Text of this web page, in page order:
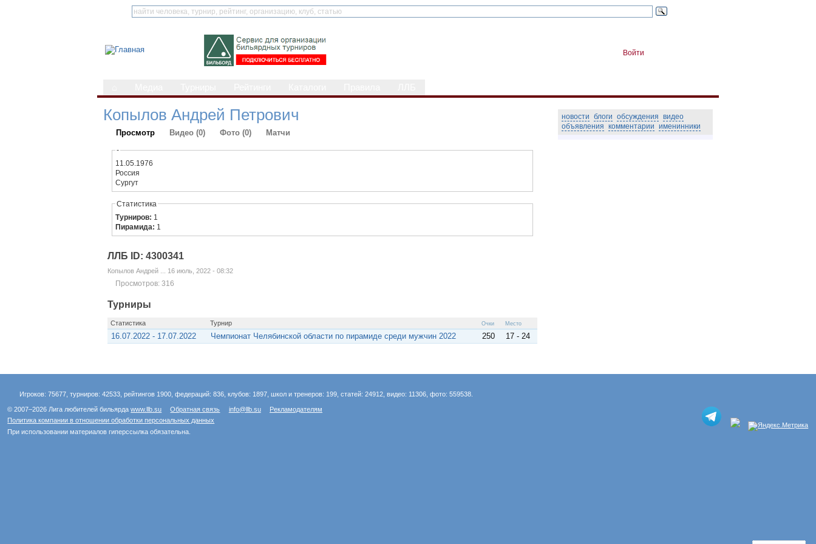
Войти
Копылов Андрей Петрович
Просмотр Видео (0) Фото (0) Матчи
-
11.05.1976
Россия
Сургут
Статистика
Турниров: 1
Пирамида: 1
ЛЛБ ID: 4300341
Копылов Андрей ... 16 июль, 2022 - 08:32
Просмотров: 316
Турниры
Статистика Турнир Очки Место
16.07.2022 - 17.07.2022 Чемпионат Челябинской области по пирамиде среди мужчин 2022 250 17 - 24
новости блоги обсуждения видео
объявления комментарии именинники
Игроков: 75677, турниров: 42533, рейтингов 1900, федераций: 836, клубов: 1897, школ и тренеров: 199, статей: 24912, видео: 11306, фото: 559538.
© 2007–2026 Лига любителей бильярдаwww.llb.su Обратная связь info@llb.su
Рекламодателям
Политика компании в отношении обработки персональных данных
При использовании материалов гиперссылка обязательна.